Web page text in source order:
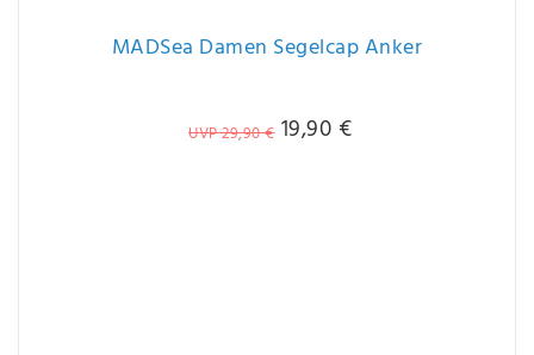
MADSea Damen Segelcap Anker
UVP 29,90 € 19,90 €